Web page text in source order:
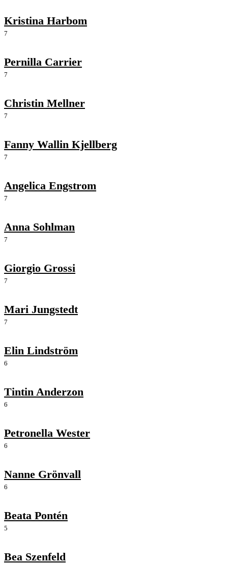
Kristina Harbom
7
Pernilla Carrier
7
Christin Mellner
7
Fanny Wallin Kjellberg
7
Angelica Engstrom
7
Anna Sohlman
7
Giorgio Grossi
7
Mari Jungstedt
7
Elin Lindström
6
Tintin Anderzon
6
Petronella Wester
6
Nanne Grönvall
6
Beata Pontén
5
Bea Szenfeld